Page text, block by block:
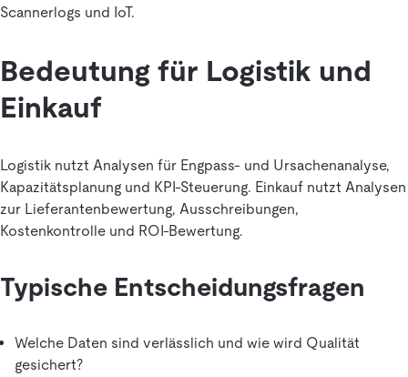
Scannerlogs und IoT.
Bedeutung für Logistik und
Einkauf
Logistik nutzt Analysen für Engpass- und Ursachenanalyse,
Kapazitätsplanung und KPI-Steuerung. Einkauf nutzt Analysen
zur Lieferantenbewertung, Ausschreibungen,
Kostenkontrolle und ROI-Bewertung.
Typische Entscheidungsfragen
Welche Daten sind verlässlich und wie wird Qualität
gesichert?